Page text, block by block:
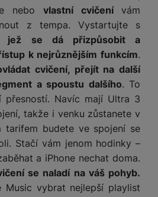
nebo vlastní cvičení vám
z tempa. Vystartujte s
jež se dá přizpůsobit a
k nejrůznějším funkcím.
cvičení, přejít na další
a spoustu dalšího. To
přesností. Navíc mají Ultra 3
takže i venku zůstanete v
tarifem budete ve spojení se
Stačí vám jenom hodinky –
a iPhone nechat doma.
se naladí na váš pohyb.
Music vybrat nejlepší playlist